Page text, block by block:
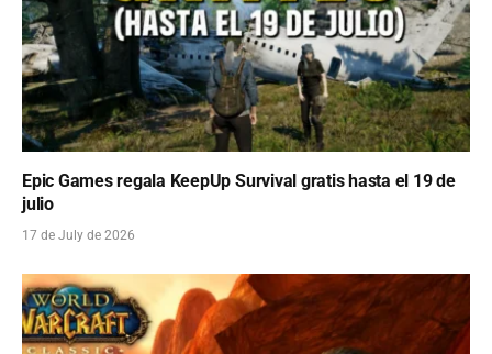
Epic Games regala KeepUp Survival gratis hasta el 19 de
julio
17 de July de 2026